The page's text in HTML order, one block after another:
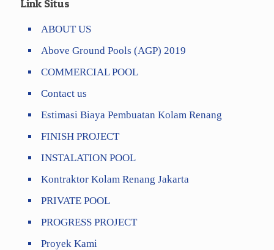
Link Situs
ABOUT US
Above Ground Pools (AGP) 2019
COMMERCIAL POOL
Contact us
Estimasi Biaya Pembuatan Kolam Renang
FINISH PROJECT
INSTALATION POOL
Kontraktor Kolam Renang Jakarta
PRIVATE POOL
PROGRESS PROJECT
Proyek Kami